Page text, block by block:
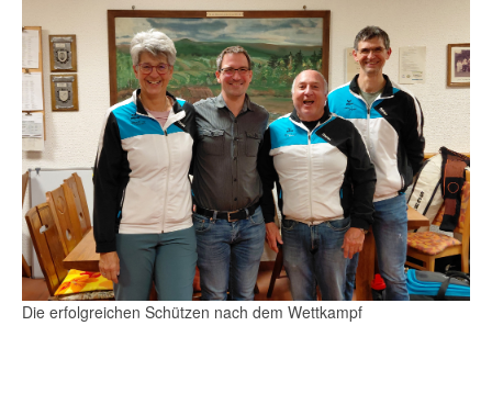
Die erfolgreichen Schützen nach dem Wettkampf